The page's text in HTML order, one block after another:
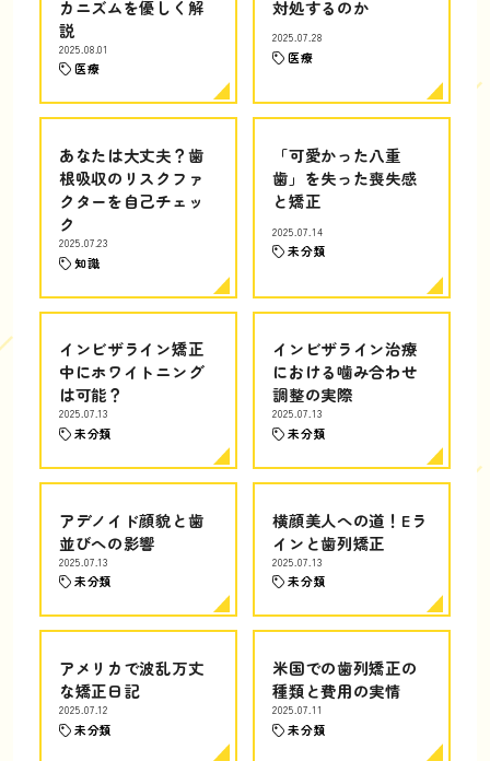
カニズムを優しく解
説
2025.08.01
医療
対処するのか
2025.07.28
医療
あなたは大丈夫？歯
根吸収のリスクファ
クターを自己チェッ
ク
2025.07.23
知識
「可愛かった八重
歯」を失った喪失感
と矯正
2025.07.14
未分類
インビザライン矯正
中にホワイトニング
は可能？
2025.07.13
未分類
インビザライン治療
における噛み合わせ
調整の実際
2025.07.13
未分類
アデノイド顔貌と歯
並びへの影響
2025.07.13
未分類
横顔美人への道！Eラ
インと歯列矯正
2025.07.13
未分類
アメリカで波乱万丈
な矯正日記
2025.07.12
未分類
米国での歯列矯正の
種類と費用の実情
2025.07.11
未分類